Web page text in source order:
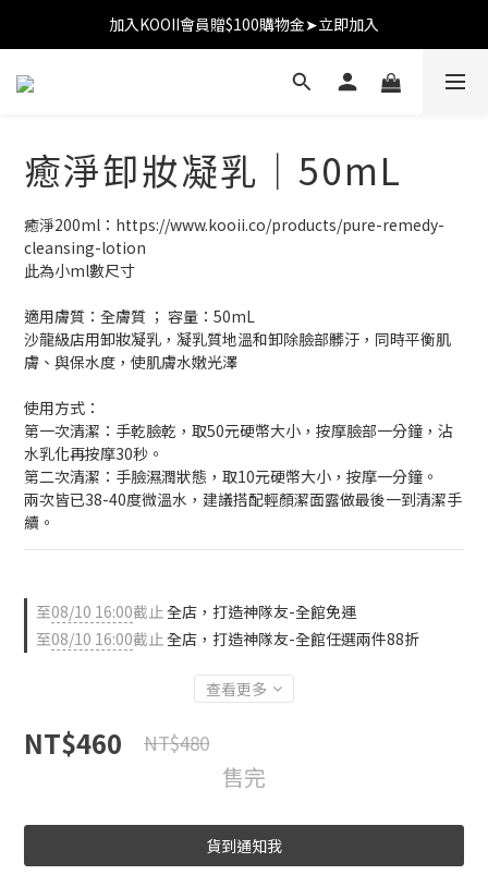
加入KOOII會員贈$100購物金➤立即加入
加入KOOII會員贈$100購物金➤立即加入
全館$3,000免運
癒淨卸妝凝乳｜50mL
癒淨200ml：https://www.kooii.co/products/pure-remedy-
cleansing-lotion
此為小ml數尺寸
適用膚質：全膚質 ； 容量：50mL
沙龍級店用卸妝凝乳，凝乳質地溫和卸除臉部髒汙，同時平衡肌
膚、與保水度，使肌膚水嫩光澤
使用方式：
第一次清潔：手乾臉乾，取50元硬幣大小，按摩臉部一分鐘，沾
水乳化再按摩30秒。
第二次清潔：手臉濕潤狀態，取10元硬幣大小，按摩一分鐘。
兩次皆已38-40度微溫水，建議搭配輕顏潔面露做最後一到清潔手
續。
至08/10 16:00截止全店，打造神隊友-全館免運
至08/10 16:00截止全店，打造神隊友-全館任選兩件88折
查看更多
NT$460 NT$480
售完
貨到通知我